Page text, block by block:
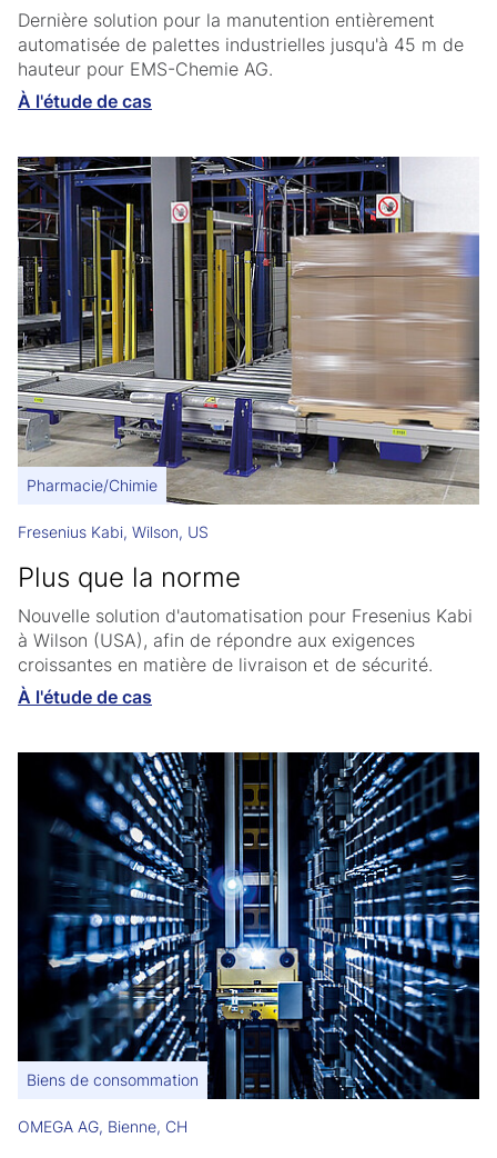
Dernière solution pour la manutention entièrement
automatisée de palettes industrielles jusqu'à 45 m de
hauteur pour EMS-Chemie AG.
À l'étude de cas
Pharmacie/Chimie
Fresenius Kabi, Wilson, US
Plus que la norme
Nouvelle solution d'automatisation pour Fresenius Kabi
à Wilson (USA), afin de répondre aux exigences
croissantes en matière de livraison et de sécurité.
À l'étude de cas
Biens de consommation
OMEGA AG, Bienne, CH